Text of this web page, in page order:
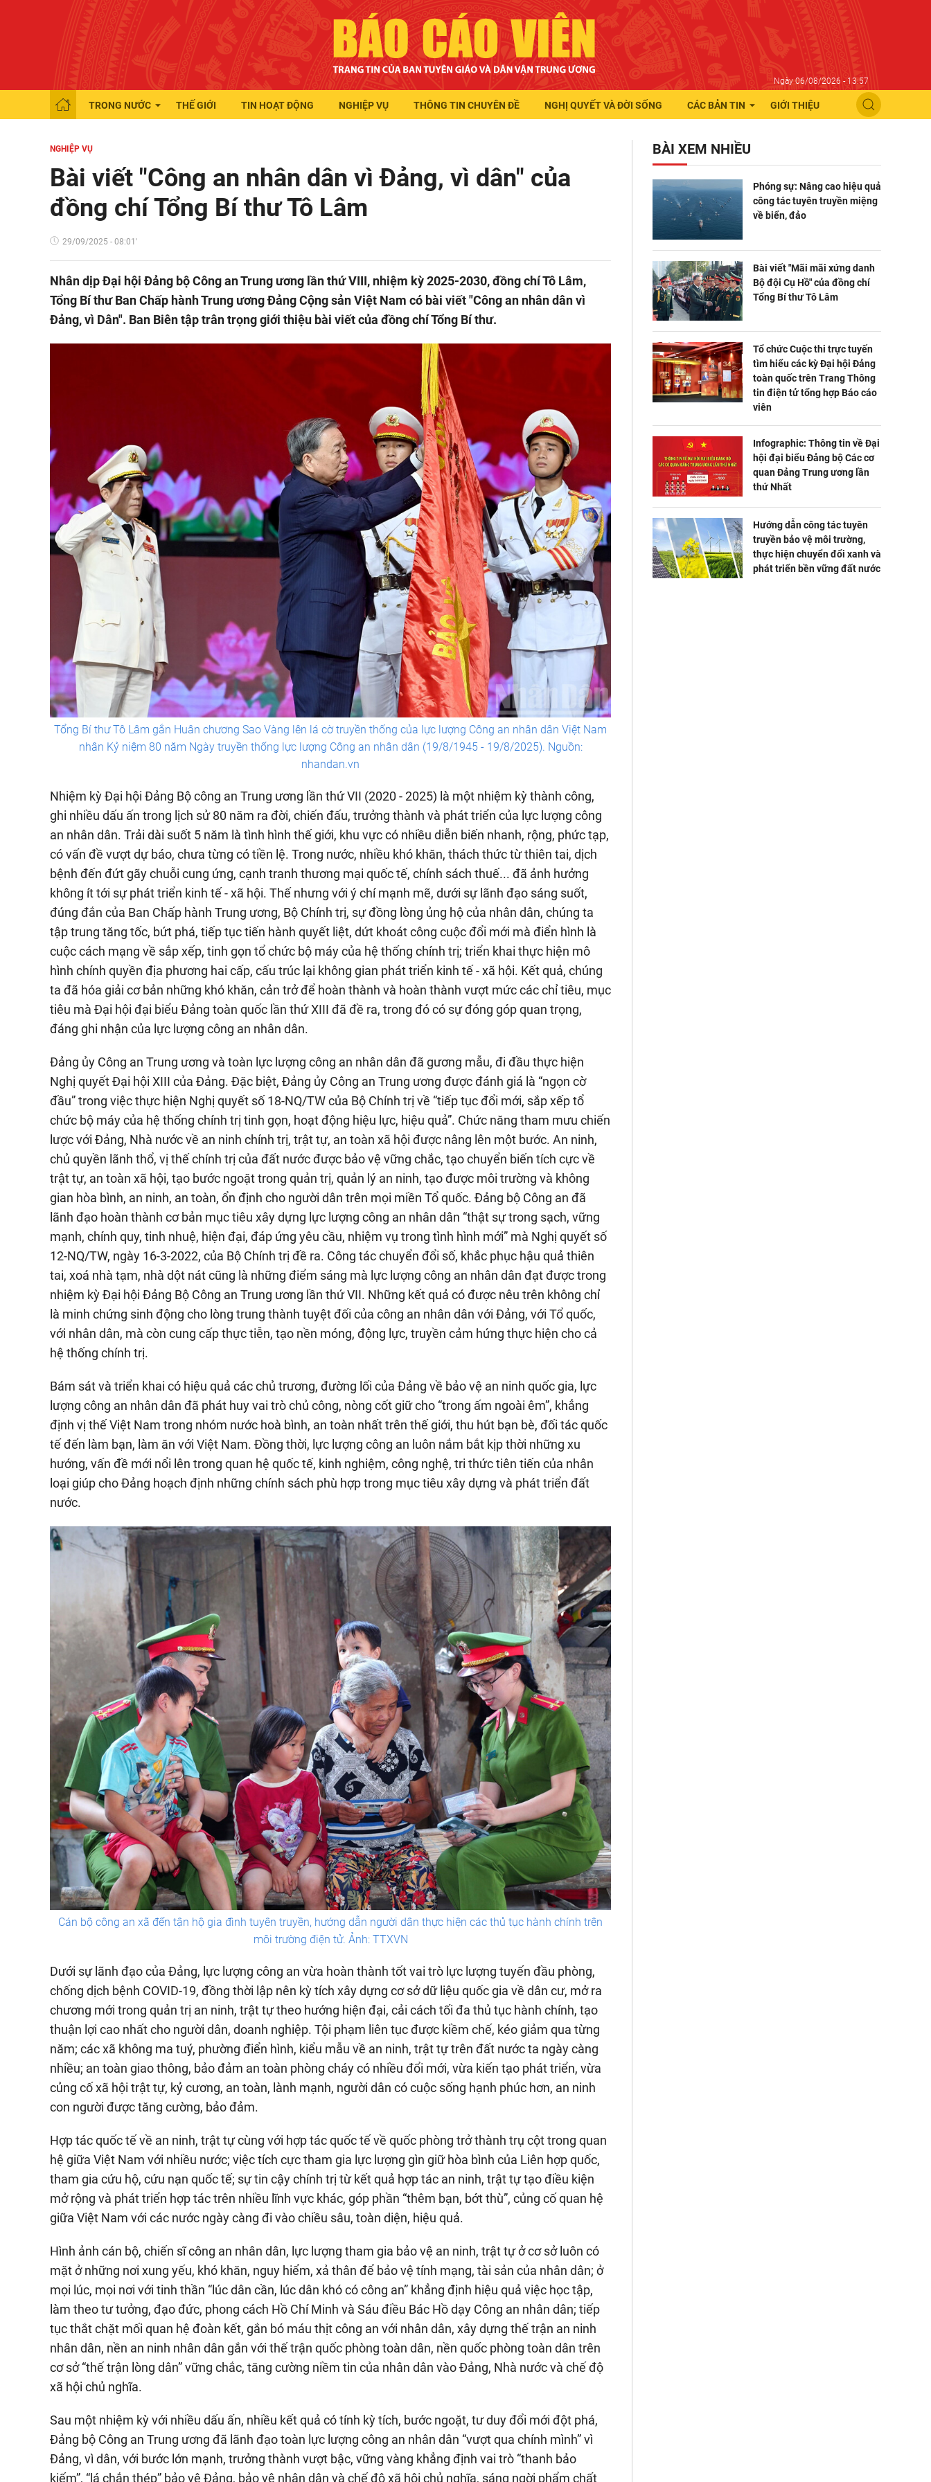
Ngày 06/08/2026 - 13:57
TRONG NƯỚC THẾ GIỚI TIN HOẠT ĐỘNG NGHIỆP VỤ THÔNG TIN CHUYÊN ĐỀ NGHỊ QUYẾT VÀ ĐỜI SỐNG CÁC BẢN TIN GIỚI THIỆU
NGHIỆP VỤ
Bài viết "Công an nhân dân vì Đảng, vì dân" của
đồng chí Tổng Bí thư Tô Lâm
29/09/2025 - 08:01'
Nhân dịp Đại hội Đảng bộ Công an Trung ương lần thứ VIII, nhiệm kỳ 2025-2030, đồng chí Tô Lâm,
Tổng Bí thư Ban Chấp hành Trung ương Đảng Cộng sản Việt Nam có bài viết "Công an nhân dân vì
Đảng, vì Dân". Ban Biên tập trân trọng giới thiệu bài viết của đồng chí Tổng Bí thư.
Tổng Bí thư Tô Lâm gắn Huân chương Sao Vàng lên lá cờ truyền thống của lực lượng Công an nhân dân Việt Nam
nhân Kỷ niệm 80 năm Ngày truyền thống lực lượng Công an nhân dân (19/8/1945 - 19/8/2025). Nguồn:
nhandan.vn
Nhiệm kỳ Đại hội Đảng Bộ công an Trung ương lần thứ VII (2020 - 2025) là một nhiệm kỳ thành công,
ghi nhiều dấu ấn trong lịch sử 80 năm ra đời, chiến đấu, trưởng thành và phát triển của lực lượng công
an nhân dân. Trải dài suốt 5 năm là tình hình thế giới, khu vực có nhiều diễn biến nhanh, rộng, phức tạp,
có vấn đề vượt dự báo, chưa từng có tiền lệ. Trong nước, nhiều khó khăn, thách thức từ thiên tai, dịch
bệnh đến đứt gãy chuỗi cung ứng, cạnh tranh thương mại quốc tế, chính sách thuế... đã ảnh hưởng
không ít tới sự phát triển kinh tế - xã hội. Thế nhưng với ý chí mạnh mẽ, dưới sự lãnh đạo sáng suốt,
đúng đắn của Ban Chấp hành Trung ương, Bộ Chính trị, sự đồng lòng ủng hộ của nhân dân, chúng ta
tập trung tăng tốc, bứt phá, tiếp tục tiến hành quyết liệt, dứt khoát công cuộc đổi mới mà điển hình là
cuộc cách mạng về sắp xếp, tinh gọn tổ chức bộ máy của hệ thống chính trị; triển khai thực hiện mô
hình chính quyền địa phương hai cấp, cấu trúc lại không gian phát triển kinh tế - xã hội. Kết quả, chúng
ta đã hóa giải cơ bản những khó khăn, cản trở để hoàn thành và hoàn thành vượt mức các chỉ tiêu, mục
tiêu mà Đại hội đại biểu Đảng toàn quốc lần thứ XIII đã đề ra, trong đó có sự đóng góp quan trọng,
đáng ghi nhận của lực lượng công an nhân dân.
Đảng ủy Công an Trung ương và toàn lực lượng công an nhân dân đã gương mẫu, đi đầu thực hiện
Nghị quyết Đại hội XIII của Đảng. Đặc biệt, Đảng ủy Công an Trung ương được đánh giá là “ngọn cờ
đầu” trong việc thực hiện Nghị quyết số 18-NQ/TW của Bộ Chính trị về “tiếp tục đổi mới, sắp xếp tổ
chức bộ máy của hệ thống chính trị tinh gọn, hoạt động hiệu lực, hiệu quả”. Chức năng tham mưu chiến
lược với Đảng, Nhà nước về an ninh chính trị, trật tự, an toàn xã hội được nâng lên một bước. An ninh,
chủ quyền lãnh thổ, vị thế chính trị của đất nước được bảo vệ vững chắc, tạo chuyển biến tích cực về
trật tự, an toàn xã hội, tạo bước ngoặt trong quản trị, quản lý an ninh, tạo được môi trường và không
gian hòa bình, an ninh, an toàn, ổn định cho người dân trên mọi miền Tổ quốc. Đảng bộ Công an đã
lãnh đạo hoàn thành cơ bản mục tiêu xây dựng lực lượng công an nhân dân “thật sự trong sạch, vững
mạnh, chính quy, tinh nhuệ, hiện đại, đáp ứng yêu cầu, nhiệm vụ trong tình hình mới” mà Nghị quyết số
12-NQ/TW, ngày 16-3-2022, của Bộ Chính trị đề ra. Công tác chuyển đổi số, khắc phục hậu quả thiên
tai, xoá nhà tạm, nhà dột nát cũng là những điểm sáng mà lực lượng công an nhân dân đạt được trong
nhiệm kỳ Đại hội Đảng Bộ Công an Trung ương lần thứ VII. Những kết quả có được nêu trên không chỉ
là minh chứng sinh động cho lòng trung thành tuyệt đối của công an nhân dân với Đảng, với Tổ quốc,
với nhân dân, mà còn cung cấp thực tiễn, tạo nền móng, động lực, truyền cảm hứng thực hiện cho cả
hệ thống chính trị.
Bám sát và triển khai có hiệu quả các chủ trương, đường lối của Đảng về bảo vệ an ninh quốc gia, lực
lượng công an nhân dân đã phát huy vai trò chủ công, nòng cốt giữ cho “trong ấm ngoài êm”, khẳng
định vị thế Việt Nam trong nhóm nước hoà bình, an toàn nhất trên thế giới, thu hút bạn bè, đối tác quốc
tế đến làm bạn, làm ăn với Việt Nam. Đồng thời, lực lượng công an luôn nắm bắt kịp thời những xu
hướng, vấn đề mới nổi lên trong quan hệ quốc tế, kinh nghiệm, công nghệ, tri thức tiên tiến của nhân
loại giúp cho Đảng hoạch định những chính sách phù hợp trong mục tiêu xây dựng và phát triển đất
nước.
Cán bộ công an xã đến tận hộ gia đình tuyên truyền, hướng dẫn người dân thực hiện các thủ tục hành chính trên
môi trường điện tử. Ảnh: TTXVN
Dưới sự lãnh đạo của Đảng, lực lượng công an vừa hoàn thành tốt vai trò lực lượng tuyến đầu phòng,
chống dịch bệnh COVID-19, đồng thời lập nên kỳ tích xây dựng cơ sở dữ liệu quốc gia về dân cư, mở ra
chương mới trong quản trị an ninh, trật tự theo hướng hiện đại, cải cách tối đa thủ tục hành chính, tạo
thuận lợi cao nhất cho người dân, doanh nghiệp. Tội phạm liên tục được kiềm chế, kéo giảm qua từng
năm; các xã không ma tuý, phường điển hình, kiểu mẫu về an ninh, trật tự trên đất nước ta ngày càng
nhiều; an toàn giao thông, bảo đảm an toàn phòng cháy có nhiều đổi mới, vừa kiến tạo phát triển, vừa
củng cố xã hội trật tự, kỷ cương, an toàn, lành mạnh, người dân có cuộc sống hạnh phúc hơn, an ninh
con người được tăng cường, bảo đảm.
Hợp tác quốc tế về an ninh, trật tự cùng với hợp tác quốc tế về quốc phòng trở thành trụ cột trong quan
hệ giữa Việt Nam với nhiều nước; việc tích cực tham gia lực lượng gìn giữ hòa bình của Liên hợp quốc,
tham gia cứu hộ, cứu nạn quốc tế; sự tin cậy chính trị từ kết quả hợp tác an ninh, trật tự tạo điều kiện
mở rộng và phát triển hợp tác trên nhiều lĩnh vực khác, góp phần “thêm bạn, bớt thù”, củng cố quan hệ
giữa Việt Nam với các nước ngày càng đi vào chiều sâu, toàn diện, hiệu quả.
Hình ảnh cán bộ, chiến sĩ công an nhân dân, lực lượng tham gia bảo vệ an ninh, trật tự ở cơ sở luôn có
mặt ở những nơi xung yếu, khó khăn, nguy hiểm, xả thân để bảo vệ tính mạng, tài sản của nhân dân; ở
mọi lúc, mọi nơi với tinh thần “lúc dân cần, lúc dân khó có công an” khẳng định hiệu quả việc học tập,
làm theo tư tưởng, đạo đức, phong cách Hồ Chí Minh và Sáu điều Bác Hồ dạy Công an nhân dân; tiếp
tục thắt chặt mối quan hệ đoàn kết, gắn bó máu thịt công an với nhân dân, xây dựng thế trận an ninh
nhân dân, nền an ninh nhân dân gắn với thế trận quốc phòng toàn dân, nền quốc phòng toàn dân trên
cơ sở “thế trận lòng dân” vững chắc, tăng cường niềm tin của nhân dân vào Đảng, Nhà nước và chế độ
xã hội chủ nghĩa.
Sau một nhiệm kỳ với nhiều dấu ấn, nhiều kết quả có tính kỳ tích, bước ngoặt, tư duy đổi mới đột phá,
Đảng bộ Công an Trung ương đã lãnh đạo toàn lực lượng công an nhân dân “vượt qua chính mình” vì
Đảng, vì dân, với bước lớn mạnh, trưởng thành vượt bậc, vững vàng khẳng định vai trò “thanh bảo
kiếm”, “lá chắn thép” bảo vệ Đảng, bảo vệ nhân dân và chế độ xã hội chủ nghĩa, sáng ngời phẩm chất
BÀI XEM NHIỀU
Phóng sự: Nâng cao hiệu quả
công tác tuyên truyền miệng
về biển, đảo
Bài viết "Mãi mãi xứng danh
Bộ đội Cụ Hồ" của đồng chí
Tổng Bí thư Tô Lâm
Tổ chức Cuộc thi trực tuyến
tìm hiểu các kỳ Đại hội Đảng
toàn quốc trên Trang Thông
tin điện tử tổng hợp Báo cáo
viên
Infographic: Thông tin về Đại
hội đại biểu Đảng bộ Các cơ
quan Đảng Trung ương lần
thứ Nhất
Hướng dẫn công tác tuyên
truyền bảo vệ môi trường,
thực hiện chuyển đổi xanh và
phát triển bền vững đất nước